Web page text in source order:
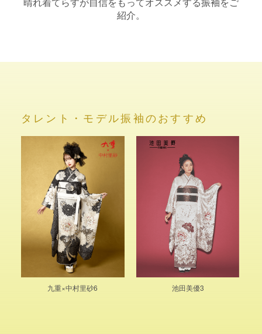
紹介。
タレント・モデル振袖のおすすめ
九重×中村里砂6 池田美優3